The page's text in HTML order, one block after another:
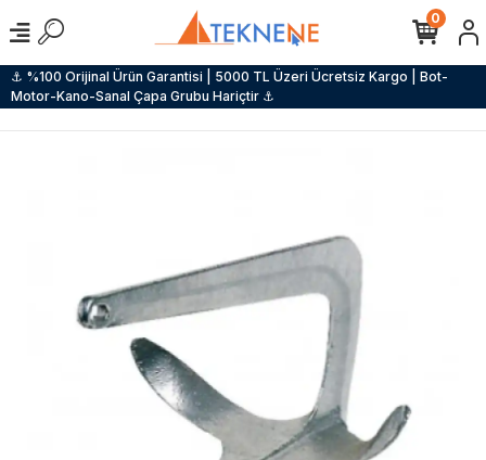
⚓ %100 Orijinal Ürün Garantisi | 5000 TL Üzeri Ücretsiz Kargo | Bot-
Motor-Kano-Sanal Çapa Grubu Hariçtir ⚓
0